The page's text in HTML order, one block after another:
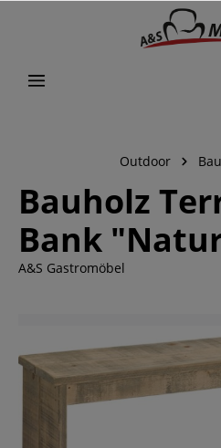
Outdoor
Bauholz
Bank
A&S Gastromöbel